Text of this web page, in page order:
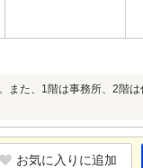
また、1階は事務所、2階
お気に入りに追加